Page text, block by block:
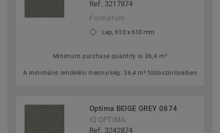
Ref. 3217874
Formátum
Lap, 610 x 610 mm
Minimum purchase quantity is 36,4 m²
A minimális rendelési mennyiség: 36,4 m² többszöröseiben
Optima BEIGE GREY 0874
iQ OPTIMA
Ref. 3242874